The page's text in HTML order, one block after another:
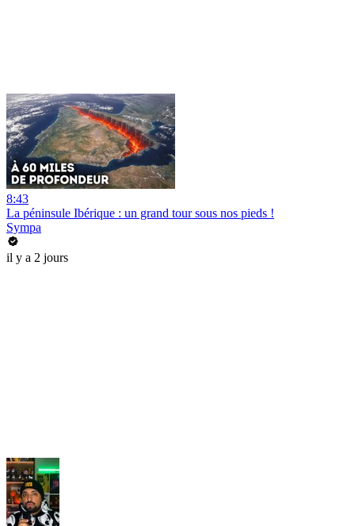
8:43
La péninsule Ibérique : un grand tour sous nos pieds !
Sympa
il y a 2 jours